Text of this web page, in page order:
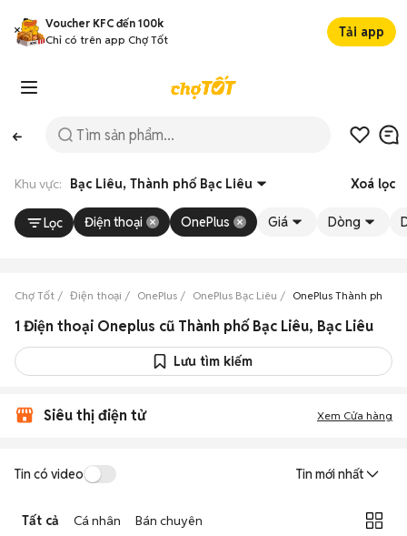
Voucher KFC đến 100k
Chỉ có trên app Chợ Tốt
Tải app
Khu vực: Bạc Liêu, Thành phố Bạc Liêu Xoá lọc
Lọc Điện thoại OnePlus Giá Dòng
Chợ Tốt Điện thoại OnePlus OnePlus Bạc Liêu OnePlus Thành phố
1 Điện thoại Oneplus cũ Thành phố Bạc Liêu, Bạc Liêu
Lưu tìm kiếm
Siêu thị điện tử Xem Cửa hàng
Tin có video Tin mới nhất
Tất cả Cá nhân Bán chuyên